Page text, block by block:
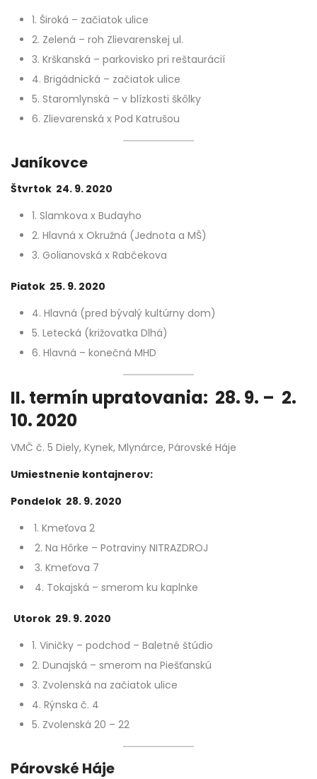
1. Široká – začiatok ulice
2. Zelená – roh Zlievarenskej ul.
3. Krškanská – parkovisko pri reštaurácií
4. Brigádnická – začiatok ulice
5. Staromlynská – v blízkosti škôlky
6. Zlievarenská x Pod Katrušou
Janíkovce
Štvrtok 24. 9. 2020
1. Slamkova x Budayho
2. Hlavná x Okružná (Jednota a MŠ)
3. Golianovská x Rabčekova
Piatok 25. 9. 2020
4. Hlavná (pred bývalý kultúrny dom)
5. Letecká (križovatka Dlhá)
6. Hlavná – konečná MHD
II. termín upratovania: 28. 9. – 2.
10. 2020
VMČ č. 5 Diely, Kynek, Mlynárce, Párovské Háje
Umiestnenie kontajnerov:
Pondelok 28. 9. 2020
1. Kmeťova 2
2. Na Hôrke – Potraviny NITRAZDROJ
3. Kmeťova 7
4. Tokajská – smerom ku kaplnke
Utorok 29. 9. 2020
1. Viničky – podchod – Baletné štúdio
2. Dunajská – smerom na Piešťanskú
3. Zvolenská na začiatok ulice
4. Rýnska č. 4
5. Zvolenská 20 – 22
Párovské Háje